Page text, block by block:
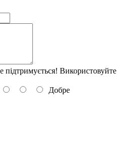
підтримується! Використовуйте
Добре